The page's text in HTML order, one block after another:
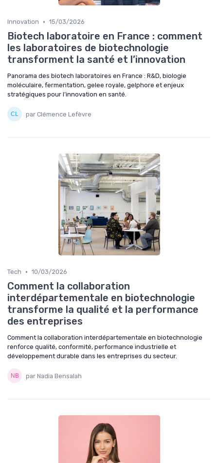
Innovation • 15/03/2026
Biotech laboratoire en France : comment
les laboratoires de biotechnologie
transforment la santé et l’innovation
Panorama des biotech laboratoires en France : R&D, biologie
moléculaire, fermentation, gelee royale, gelphore et enjeux
stratégiques pour l’innovation en santé.
par Clémence Lefèvre
Tech • 10/03/2026
Comment la collaboration
interdépartementale en biotechnologie
transforme la qualité et la performance
des entreprises
Comment la collaboration interdépartementale en biotechnologie
renforce qualité, conformité, performance industrielle et
développement durable dans les entreprises du secteur.
par Nadia Bensalah